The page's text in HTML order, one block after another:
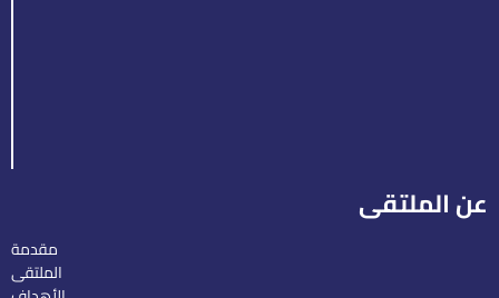
عن الملتقى
مقدمة
الملتقى